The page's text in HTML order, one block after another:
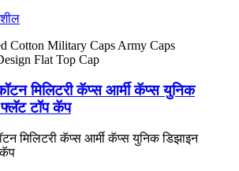
मिलिटरी कॅप्स आर्मी कॅप्स युनिक
टॉप कॅप
मिलिटरी कॅप्स आर्मी कॅप्स युनिक डिझाइन